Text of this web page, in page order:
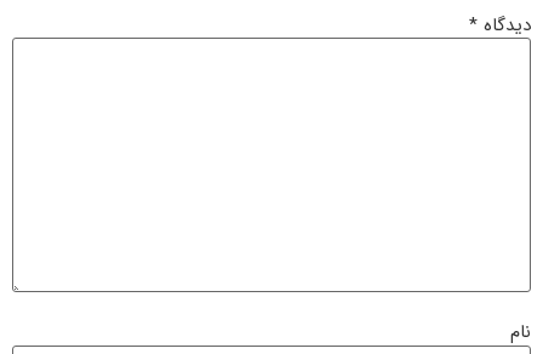
دیدگاه *
نام